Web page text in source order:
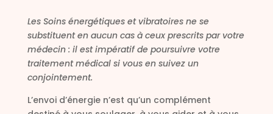
Les Soins énergétiques et vibratoires ne se
substituent en aucun cas à ceux prescrits par votre
médecin : il est impératif de poursuivre votre
traitement médical si vous en suivez un
conjointement.
L’envoi d’énergie n’est qu’un complément